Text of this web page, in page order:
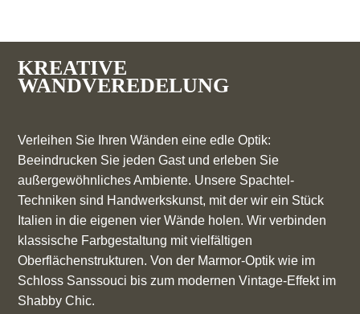
KREATIVE
WANDVEREDELUNG
Verleihen Sie Ihren Wänden eine edle Optik:
Beeindrucken Sie jeden Gast und erleben Sie
außergewöhnliches Ambiente. Unsere Spachtel-
Techniken sind Handwerkskunst, mit der wir ein Stück
Italien in die eigenen vier Wände holen. Wir verbinden
klassische Farbgestaltung mit vielfältigen
Oberflächenstrukturen. Von der Marmor-Optik wie im
Schloss Sanssouci bis zum modernen Vintage-Effekt im
Shabby Chic.